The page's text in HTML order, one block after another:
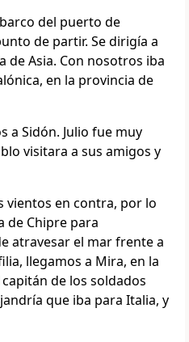
del puerto de
de partir. Se dirigía a
de Asia. Con nosotros iba
en la provincia de
a Sidón. Julio fue muy
visitara a sus amigos y
vientos en contra, por lo
de Chipre para
atravesar el mar frente a
llegamos a Mira, en la
capitán de los soldados
que iba para Italia, y